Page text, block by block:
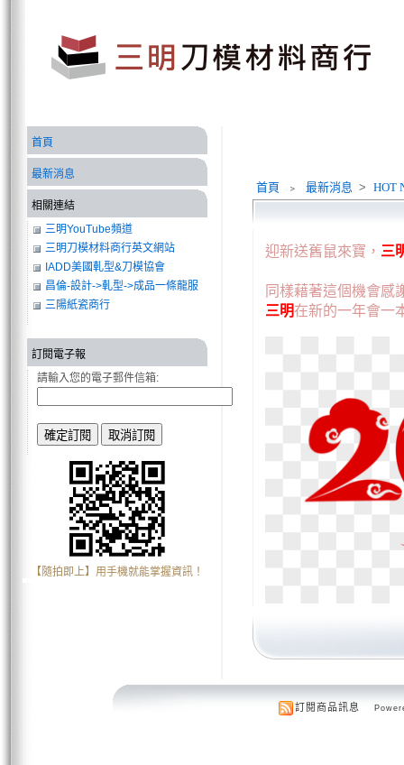
首頁 ﹥ 最新消息 > HOT
迎新送舊鼠來寶， 三
同樣藉著這個機會感
三明在新的一年會一
首頁
最新消息
相關連結
三明YouTube頻道
三明刀模材料商行英文網站
IADD美國軋型&刀模協會
昌倫-設計->軋型->成品一條龍服
務
三陽紙瓷商行
訂閱電子報
請輸入您的電子郵件信箱:
【隨拍即上】用手機就能掌握資訊！
訂閱商品訊息